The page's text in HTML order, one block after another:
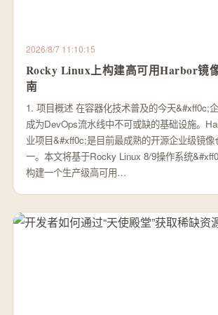
2026/8/7 11:10:15
Rocky Linux上构建高可用Harbor镜
南
1. 项目概述 在容器化技术普及的今天&#xff0c;
成为DevOps流水线中不可或缺的基础设施。
业项目&#xff0c;是目前最成熟的开源企业级镜像
一。本文将基于Rocky Linux 8/9操作系统
构建一个生产级高可用…